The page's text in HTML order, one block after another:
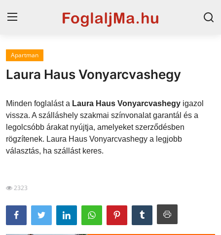
Magyarország
Szállások a Balatonon
Horvátország
Szállások Hajdúszoboszlón
Apartman
Laura Haus Vonyarcvashegy
Minden foglalást a Laura Haus Vonyarcvashegy igazol
vissza. A szálláshely szakmai színvonalat garantál és a
legolcsóbb árakat nyújtja, amelyeket szerződésben
rögzítenek. Laura Haus Vonyarcvashegy a legjobb
választás, ha szállást keres.
2323